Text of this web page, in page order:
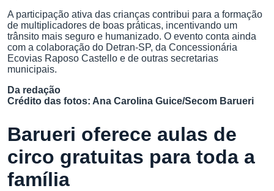
A participação ativa das crianças contribui para a formação
de multiplicadores de boas práticas, incentivando um
trânsito mais seguro e humanizado. O evento conta ainda
com a colaboração do Detran-SP, da Concessionária
Ecovias Raposo Castello e de outras secretarias
municipais.
Da redação
Crédito das fotos: Ana Carolina Guice/Secom Barueri
Barueri oferece aulas de
circo gratuitas para toda a
família